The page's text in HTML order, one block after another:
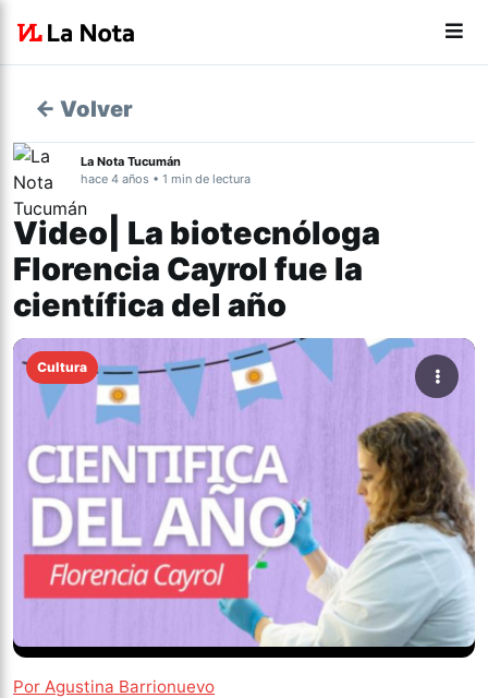
← Volver
La Nota Tucumán
hace 4 años • 1 min de lectura
Video| La biotecnóloga
Florencia Cayrol fue la
científica del año
Cultura
Por Agustina Barrionuevo